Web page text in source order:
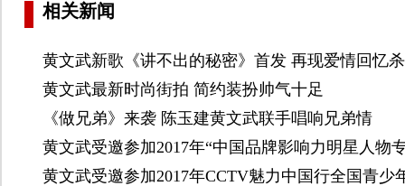
相关新闻
黄文武新歌《讲不出的秘密》首发 再现爱情回忆杀
黄文武最新时尚街拍 简约装扮帅气十足
《做兄弟》来袭 陈玉建黄文武联手唱响兄弟情
黄文武受邀参加2017年“中国品牌影响力明星人物
黄文武受邀参加2017年CCTV魅力中国行全国青少